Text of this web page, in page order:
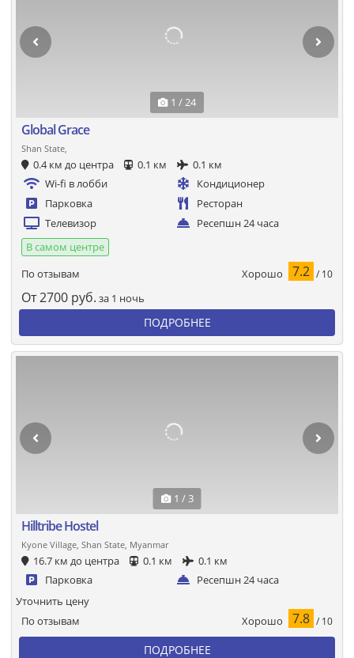
1 / 24
Global Grace
Shan State,
0.4 км до центра 0.1 км
0.1 км
Wi-fi в лобби
Кондиционер
Парковка
Ресторан
Телевизор
Ресепшн 24 часа
В самом центре
По отзывам
Хорошо 7.2 / 10
От2700 руб. за 1 ночь
ПОДРОБНЕЕ
1 / 3
Hilltribe Hostel
Kyone Village, Shan State, Myanmar
16.7 км до центра 0.1 км
0.1 км
Парковка
Ресепшн 24 часа
По отзывам Хорошо 7.8 / 10
Уточнить цену
ПОДРОБНЕЕ